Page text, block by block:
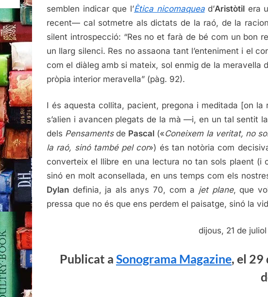
semblen indicar que l’Ètica nicomaquead’Aristòtil era
recent— cal sotmetre als dictats de la raó, de la
silent introspecció: “Res no et farà de bé com un bon
un llarg silenci. Res no assaona tant l’enteniment i el
com el diàleg amb si mateix, sol enmig de la meravella
pròpia interior meravella” (pàg. 92).
I és aquesta collita, pacient, pregona i meditada [on la
s’alien i avancen plegats de la mà —i, en un tal sentit
dels Pensamentsde Pascal («Coneixem la veritat, no
la raó, sinó també pel cor») és tan notòria com
converteix el llibre en una lectura no tan sols plaent (i
sinó en molt aconsellada, en uns temps com els
Dylan definia, ja als anys 70, com a jet plane, que
pressa que no és que ens perdem el paisatge, sinó la
dijous, 21 de
Publicat a Sonograma Magazine, el 29